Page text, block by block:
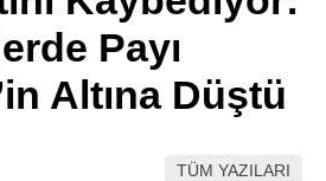
TikTok
Pinterest
Payı
Altına Düştü
TÜM YAZILARI